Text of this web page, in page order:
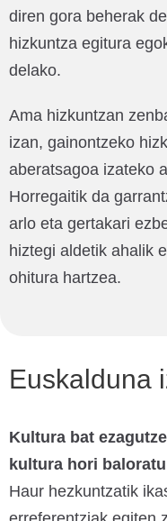
diren gora beherak
hizkuntza egitura
delako.
Ama hizkuntzan
izan, gainontzeko
aberatsagoa izateko
Horregaitik da
arlo eta gertakari
hiztegi aldetik ahalik
ohitura hartzea.
Euskalduna
Kultura bat
kultura hori
Haur hezkuntzatik